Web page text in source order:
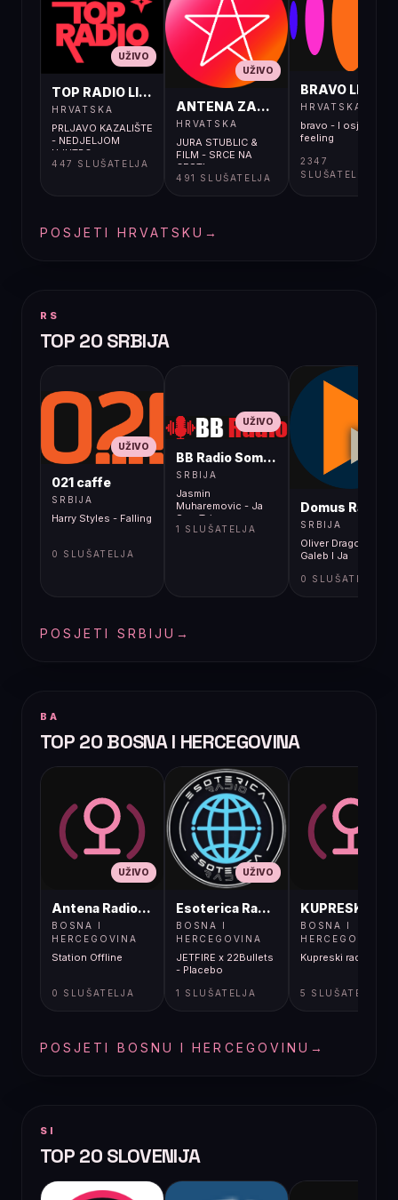
UŽIVO
TOP RADIO LIVE
HRVATSKA
PRLJAVO KAZALIŠTE
- NEDJELJOM
UJUTRO
447 SLUŠATELJA
UŽIVO
ANTENA ZAGREB LIVE
HRVATSKA
JURA STUBLIC &
FILM - SRCE NA
CESTI
491 SLUŠATELJA
BRAVO LIVE
HRVATSKA
bravo - I osjećaj i
feeling
2347
SLUŠATELJA
POSJETI HRVATSKU →
RS
TOP 20 SRBIJA
UŽIVO
021 caffe
SRBIJA
Harry Styles - Falling
0 SLUŠATELJA
UŽIVO
BB Radio Sombor
SRBIJA
Jasmin
Muharemovic - Ja
Sam Taj
1 SLUŠATELJA
Domus Radio
SRBIJA
Oliver Dragojević -
Galeb I Ja
0 SLUŠATELJA
POSJETI SRBIJU →
BA
TOP 20 BOSNA I HERCEGOVINA
UŽIVO
Antena Radio, Jelah Tešanj
BOSNA I
HERCEGOVINA
Station Offline
0 SLUŠATELJA
UŽIVO
Esoterica Radio S1
BOSNA I
HERCEGOVINA
JETFIRE x 22Bullets
- Placebo
1 SLUŠATELJA
BOSNA I
HERCEGOVINA
Kupreski radio
5 SLUŠATELJA
POSJETI BOSNU I HERCEGOVINU →
SI
TOP 20 SLOVENIJA